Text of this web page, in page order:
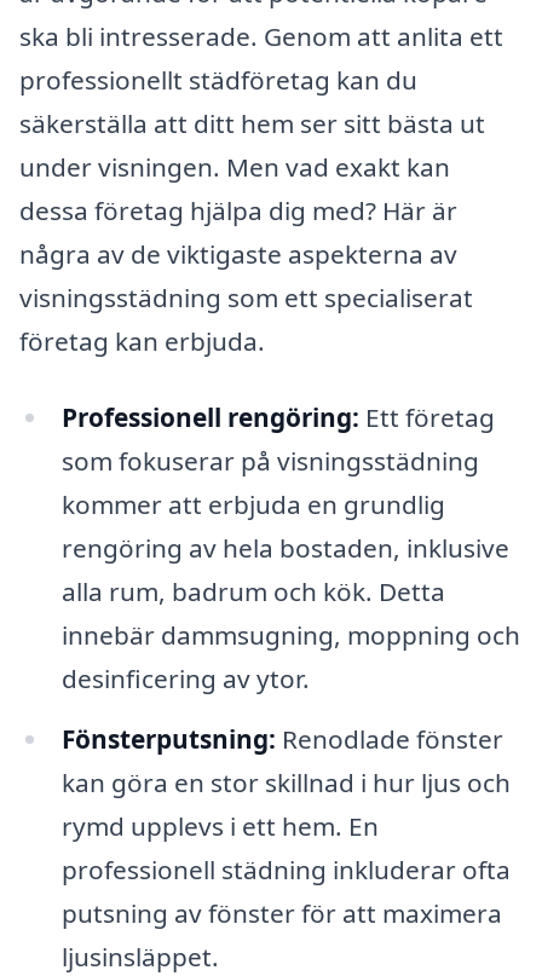
ska bli intresserade. Genom att anlita ett
professionellt städföretag kan du
säkerställa att ditt hem ser sitt bästa ut
under visningen. Men vad exakt kan
dessa företag hjälpa dig med? Här är
några av de viktigaste aspekterna av
visningsstädning som ett specialiserat
företag kan erbjuda.
Professionell rengöring: Ett företag
som fokuserar på visningsstädning
kommer att erbjuda en grundlig
rengöring av hela bostaden, inklusive
alla rum, badrum och kök. Detta
innebär dammsugning, moppning och
desinficering av ytor.
Fönsterputsning: Renodlade fönster
kan göra en stor skillnad i hur ljus och
rymd upplevs i ett hem. En
professionell städning inkluderar ofta
putsning av fönster för att maximera
ljusinsläppet.